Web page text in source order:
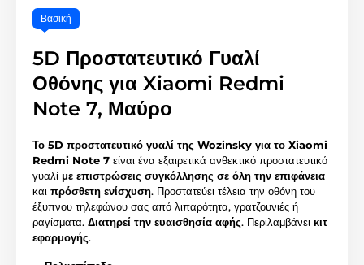
Βασική
5D Προστατευτικό Γυαλί
Οθόνης για Xiaomi Redmi
Note 7, Μαύρο
Το 5D προστατευτικό γυαλί της Wozinsky για το Xiaomi
Redmi Note 7 είναι ένα εξαιρετικά ανθεκτικό προστατευτικό
γυαλί με επιστρώσεις συγκόλλησης σε όλη την επιφάνεια
και πρόσθετη ενίσχυση. Προστατεύει τέλεια την οθόνη του
έξυπνου τηλεφώνου σας από λιπαρότητα, γρατζουνιές ή
ραγίσματα. Διατηρεί την ευαισθησία αφής. Περιλαμβάνει κιτ
εφαρμογής.